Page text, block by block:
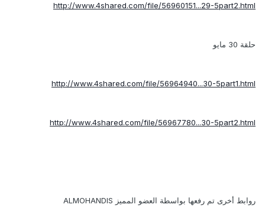
http://www.4shared.com/file/56960151...29-5part2.html
حلقة 30 مايو
http://www.4shared.com/file/56964940...30-5part1.html
http://www.4shared.com/file/56967780...30-5part2.html
روابط أخرى تم رفعها بواسطة العضو المميز ALMOHANDIS